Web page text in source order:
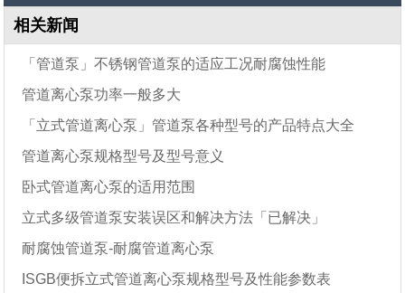
相关新闻
「管道泵」不锈钢管道泵的适应工况耐腐蚀性能
管道离心泵功率一般多大
「立式管道离心泵」管道泵各种型号的产品特点大全
管道离心泵规格型号及型号意义
卧式管道离心泵的适用范围
立式多级管道泵安装误区和解决方法「已解决」
耐腐蚀管道泵-耐腐管道离心泵
ISGB便拆立式管道离心泵规格型号及性能参数表